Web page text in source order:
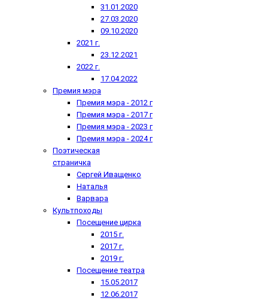
31.01.2020
27.03.2020
09.10.2020
2021 г.
23.12.2021
2022 г.
17.04.2022
Премия мэра
Премия мэра - 2012 г
Премия мэра - 2017 г
Премия мэра - 2023 г
Премия мэра - 2024 г
Поэтическая
страничка
Сергей Иващенко
Наталья
Варвара
Культпоходы
Посещение цирка
2015 г.
2017 г.
2019 г.
Посещение театра
15.05.2017
12.06.2017